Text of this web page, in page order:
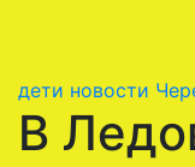
дети новости
В